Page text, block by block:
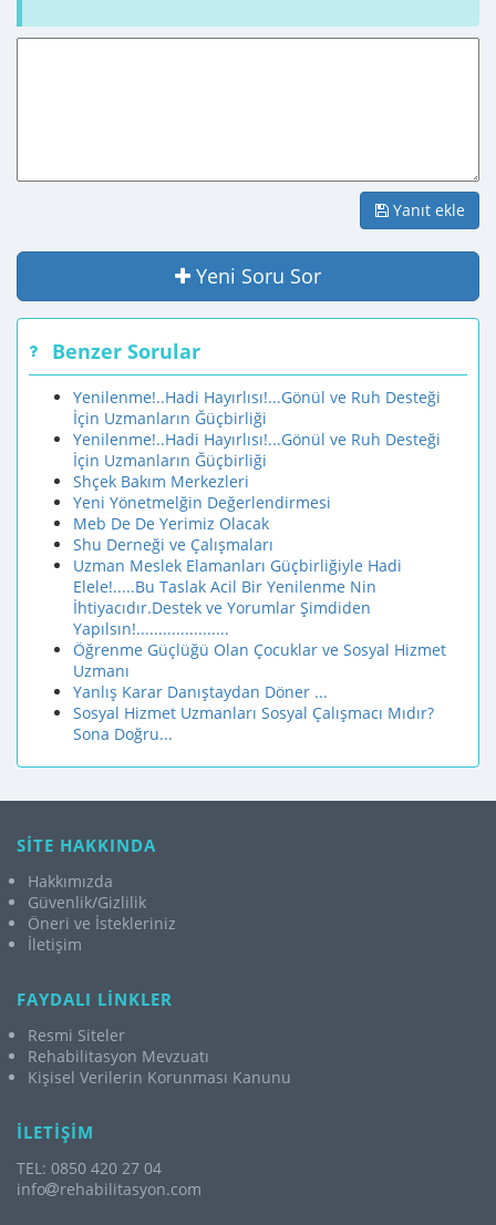
Yanıt ekle
Yeni Soru Sor
Benzer Sorular
Yenilenme!..Hadi Hayırlısı!...Gönül ve Ruh Desteği
İçin Uzmanların Ğüçbirliği
Yenilenme!..Hadi Hayırlısı!...Gönül ve Ruh Desteği
İçin Uzmanların Ğüçbirliği
Shçek Bakım Merkezleri
Yeni Yönetmelğin Değerlendirmesi
Meb De De Yerimiz Olacak
Shu Derneği ve Çalışmaları
Uzman Meslek Elamanları Güçbirliğiyle Hadi
Elele!.....Bu Taslak Acil Bir Yenilenme Nin
İhtiyacıdır.Destek ve Yorumlar Şimdiden
Yapılsın!.....................
Öğrenme Güçlüğü Olan Çocuklar ve Sosyal Hizmet
Uzmanı
Yanlış Karar Danıştaydan Döner ...
Sosyal Hizmet Uzmanları Sosyal Çalışmacı Mıdır?
Sona Doğru...
SİTE HAKKINDA
Hakkımızda
Güvenlik/Gizlilik
Öneri ve İstekleriniz
İletişim
FAYDALI LİNKLER
Resmi Siteler
Rehabilitasyon Mevzuatı
Kişisel Verilerin Korunması Kanunu
İLETİŞİM
TEL: 0850 420 27 04
info
rehabilitasyon.com